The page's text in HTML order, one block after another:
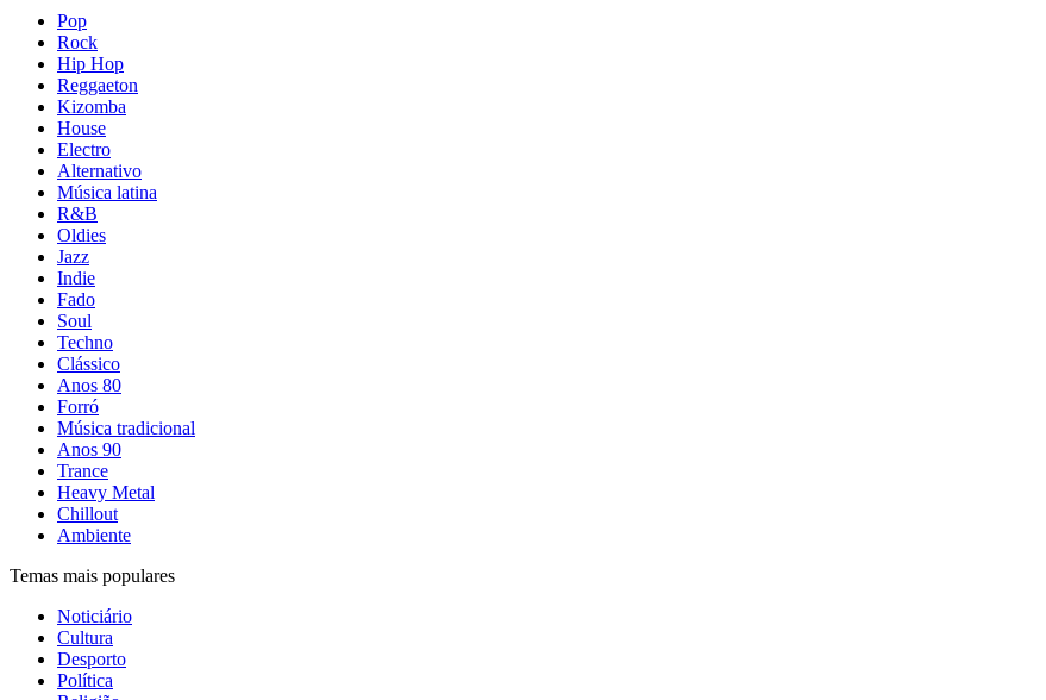
Pop
Rock
Hip Hop
Reggaeton
Kizomba
House
Electro
Alternativo
Música latina
R&B
Oldies
Jazz
Indie
Fado
Soul
Techno
Clássico
Anos 80
Forró
Música tradicional
Anos 90
Trance
Heavy Metal
Chillout
Ambiente
Temas mais populares
Noticiário
Cultura
Desporto
Política